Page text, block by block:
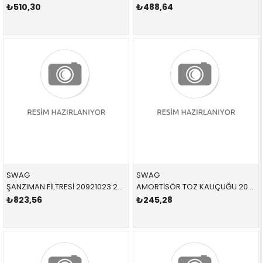
₺510,30 ₺488,64
SWAG
ŞANZIMAN FİLTRESİ 20921023 24341423376 24341423376 E38,E39,E46 M52,M54 1995-2003
₺823,56
SWAG
AMORTİSÖR TOZ KAUÇUĞU 20560002 31331140140 31331140140 E32,E34,E36,E39,E38,E31 1.8,2.0,3.0,4.0 ÖN SAĞ-SOL 1982-2003
₺245,28